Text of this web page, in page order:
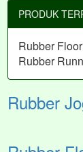
PRODUK
Rubber
Rubber
Rubber